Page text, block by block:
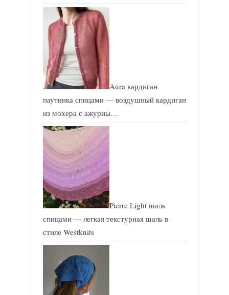
Aura кардиган
паутинка спицами — воздушный кардиган
из мохера с ажурны…
Pierre Light шаль
спицами — легкая текстурная шаль в
стиле Westknits